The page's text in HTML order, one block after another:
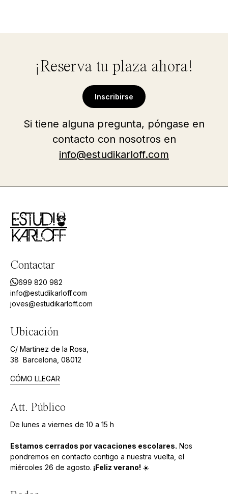
¡Reserva tu plaza ahora!
Inscribirse
Si tiene alguna pregunta, póngase en
contacto con nosotros en
info@estudikarloff.com
Contactar
699 820 982
info@estudikarloff.com
joves@estudikarloff.com
Ubicación
C/ Martínez de la Rosa,
38 Barcelona, 08012
CÓMO LLEGAR
Att. Público
De lunes a viernes de 10 a 15 h
Estamos cerrados por vacaciones escolares. Nos
pondremos en contacto contigo a nuestra vuelta, el
miércoles 26 de agosto. ¡Feliz verano! ☀️